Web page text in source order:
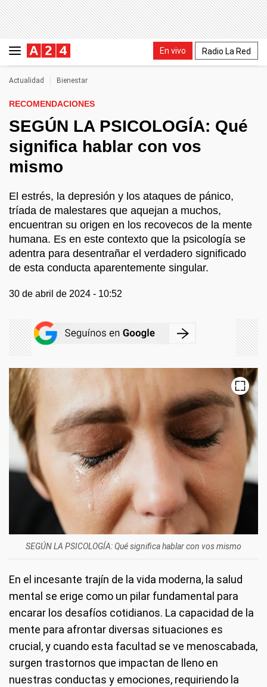
En vivo Radio La Red
Actualidad Bienestar
RECOMENDACIONES
SEGÚN LA PSICOLOGÍA: Qué
significa hablar con vos
mismo
El estrés, la depresión y los ataques de pánico,
tríada de malestares que aquejan a muchos,
encuentran su origen en los recovecos de la mente
humana. Es en este contexto que la psicología se
adentra para desentrañar el verdadero significado
de esta conducta aparentemente singular.
30 de abril de 2024 - 10:52
SEGÚN LA PSICOLOGÍA: Qué significa hablar con vos mismo
En el incesante trajín de la vida moderna, la salud
mental se erige como un pilar fundamental para
encarar los desafíos cotidianos. La capacidad de la
mente para afrontar diversas situaciones es
crucial, y cuando esta facultad se ve menoscabada,
surgen trastornos que impactan de lleno en
nuestras conductas y emociones, requiriendo la